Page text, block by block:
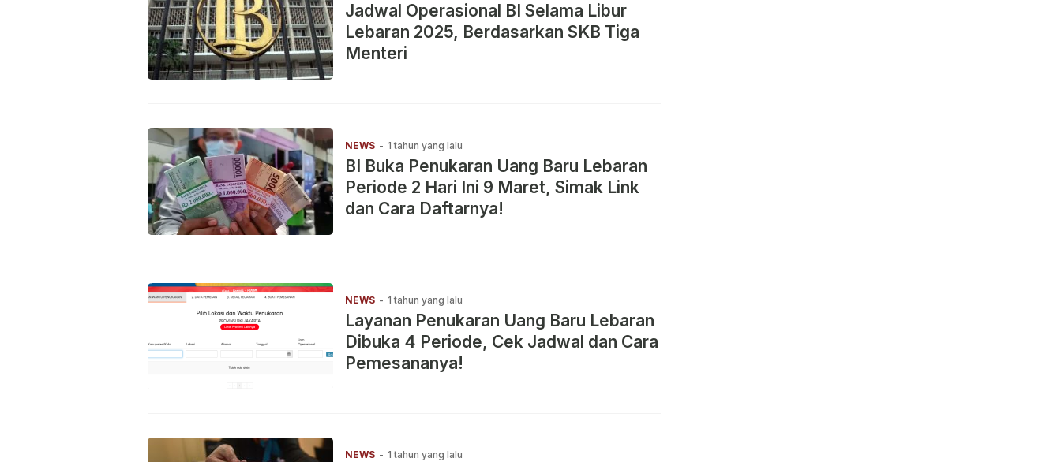
Jadwal Operasional BI Selama Libur
Lebaran 2025, Berdasarkan SKB Tiga
Menteri
NEWS - 1 tahun yang lalu
BI Buka Penukaran Uang Baru Lebaran
Periode 2 Hari Ini 9 Maret, Simak Link
dan Cara Daftarnya!
NEWS - 1 tahun yang lalu
Layanan Penukaran Uang Baru Lebaran
Dibuka 4 Periode, Cek Jadwal dan Cara
Pemesananya!
NEWS - 1 tahun yang lalu